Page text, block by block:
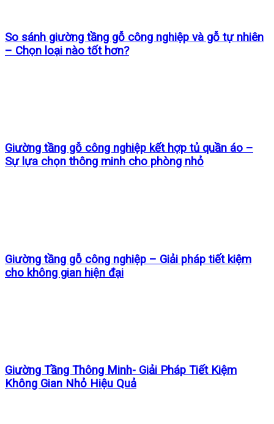
So sánh giường tầng gỗ công nghiệp và gỗ tự nhiên
– Chọn loại nào tốt hơn?
Giường tầng gỗ công nghiệp kết hợp tủ quần áo –
Sự lựa chọn thông minh cho phòng nhỏ
Giường tầng gỗ công nghiệp – Giải pháp tiết kiệm
cho không gian hiện đại
Giường Tầng Thông Minh- Giải Pháp Tiết Kiệm
Không Gian Nhỏ Hiệu Quả